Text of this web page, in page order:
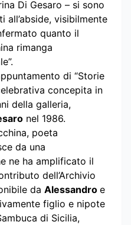
Di Gesaro – si sono
all’abside, visibilmente
quanto il
rimanga
di “Storie
concepita in
della galleria,
nel 1986.
poeta
da una
ne ha amplificato il
dell’Archivio
da Alessandro e
figlio e nipote
di Sicilia,